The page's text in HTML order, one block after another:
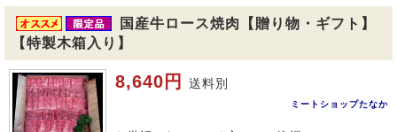
国産牛ロース焼肉【贈り物・ギフト】
【特製木箱入り】
8,640円 送料別
ミートショップたなか